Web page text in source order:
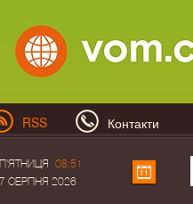
RSS Контакти
П'ЯТНИЦЯ
08:51
7 СЕРПНЯ 2026